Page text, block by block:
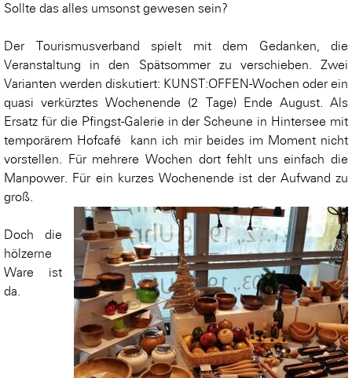
Sollte das alles umsonst gewesen sein?
Der Tourismusverband spielt mit dem Gedanken, die
Veranstaltung in den Spätsommer zu verschieben. Zwei
Varianten werden diskutiert: KUNST:OFFEN-Wochen oder ein
quasi verkürztes Wochenende (2 Tage) Ende August. Als
Ersatz für die Pfingst-Galerie in der Scheune in Hintersee mit
temporärem Hofcafé kann ich mir beides im Moment nicht
vorstellen. Für mehrere Wochen dort fehlt uns einfach die
Manpower. Für ein kurzes Wochenende ist der Aufwand zu
groß.
Doch die
hölzerne
Ware ist
da.